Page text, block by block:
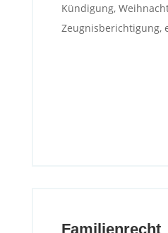
Kündigung,
Zeugnisberichtigung,
Familienrecht